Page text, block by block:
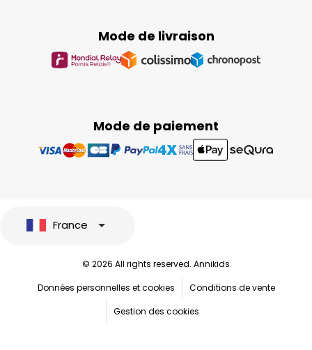
Mode de paiement
Mode de livraison
France
© 2026 All rights reserved. Annikids
Données personnelles et cookies
Conditions de vente
Gestion des cookies